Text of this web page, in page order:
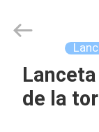
HOGAR
Summit
Medical
Reserved.
de la